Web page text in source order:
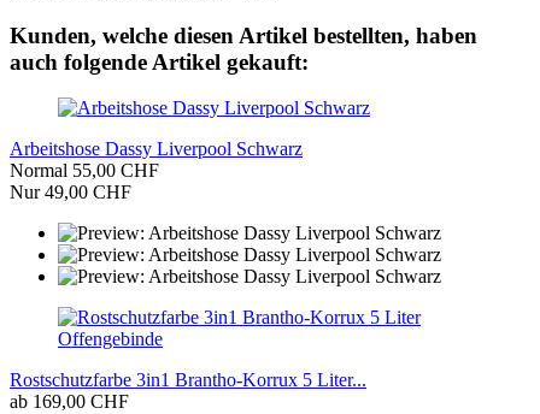
Kunden, welche diesen Artikel bestellten, haben
auch folgende Artikel gekauft:
Arbeitshose Dassy Liverpool Schwarz
Normal 55,00 CHF
Nur 49,00 CHF
Rostschutzfarbe 3in1 Brantho-Korrux 5 Liter...
ab 169,00 CHF